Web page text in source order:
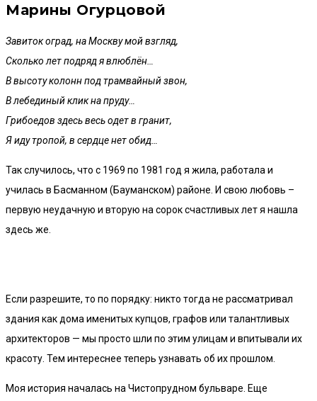
Марины Огурцовой
Завиток оград, на Москву мой взгляд,
Сколько лет подряд я влюблён…
В высоту колонн под трамвайный звон,
В лебединый клик на пруду…
Грибоедов здесь весь одет в гранит,
Я иду тропой, в сердце нет обид…
Так случилось, что с 1969 по 1981 год я жила, работала и
училась в Басманном (Бауманском) районе. И свою любовь –
первую неудачную и вторую на сорок счастливых лет я нашла
здесь же.
Если разрешите, то по порядку: никто тогда не рассматривал
здания как дома именитых купцов, графов или талантливых
архитекторов — мы просто шли по этим улицам и впитывали их
красоту. Тем интереснее теперь узнавать об их прошлом.
Моя история началась на Чистопрудном бульваре. Еще